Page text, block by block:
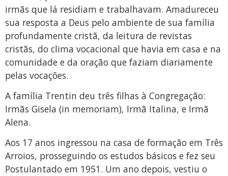
irmãs que lá residiam e trabalhavam. Amadureceu
sua resposta a Deus pelo ambiente de sua família
profundamente cristã, da leitura de revistas
cristãs, do clima vocacional que havia em casa e na
comunidade e da oração que faziam diariamente
pelas vocações.
A família Trentin deu três filhas à Congregação:
Irmãs Gisela (in memoriam), Irmã Italina, e Irmã
Alena.
Aos 17 anos ingressou na casa de formação em Três
Arroios, prosseguindo os estudos básicos e fez seu
Postulantado em 1951. Um ano depois, vestiu o